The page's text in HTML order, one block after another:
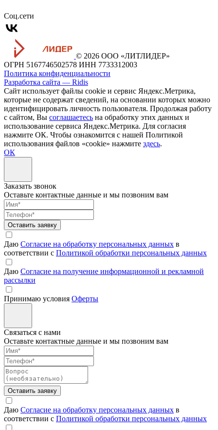
Cоц.сети
© 2026 ООО «ЛИТЛИДЕР»
ОГРН 5167746502578 ИНН 7733312003
Политика конфиденциальности
Разработка сайта — Ridis
Сайт использует файлы cookie и сервис Яндекс.Метрика,
которые не содержат сведений, на основании которых можно
идентифицировать личность пользователя. Продолжая работу
с сайтом, Вы соглашаетесь на обработку этих данных и
использование сервиса Яндекс.Метрика. Для согласия
нажмите ОК. Чтобы ознакомится с нашей Политикой
использования файлов «cookie» нажмите здесь.
ОК
Заказать звонок
Оставьте контактные данные и мы позвоним вам
Оставить заявку
Даю Согласие на обработку персональных данных в
соответствии с Политикой обработки персональных данных
Даю Согласие на получение информационной и рекламной
рассылки
Принимаю условия Оферты
Связаться с нами
Оставьте контактные данные и мы позвоним вам
Оставить заявку
Даю Согласие на обработку персональных данных в
соответствии с Политикой обработки персональных данных